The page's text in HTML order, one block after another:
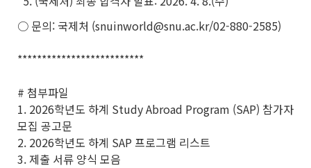
○ 문의: 국제처 (snuinworld@snu.ac.kr/02-880-2585)
**************************
# 첨부파일
1. 2026학년도 하계 Study Abroad Program (SAP) 참가자
모집 공고문
2. 2026학년도 하계 SAP 프로그램 리스트
3. 제출 서류 양식 모음